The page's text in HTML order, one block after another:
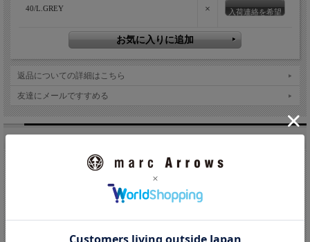
40/L.GREY × 入荷連絡を希望
返品についての詳細はこちら
友達にメールですすめる